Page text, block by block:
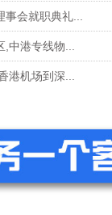
事会就职典礼...
,中港专线物...
港机场到深...